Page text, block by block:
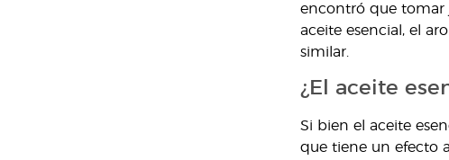
encontró que tomar
aceite esencial, el
similar.
¿El aceite
Si bien el aceite
que tiene un efecto